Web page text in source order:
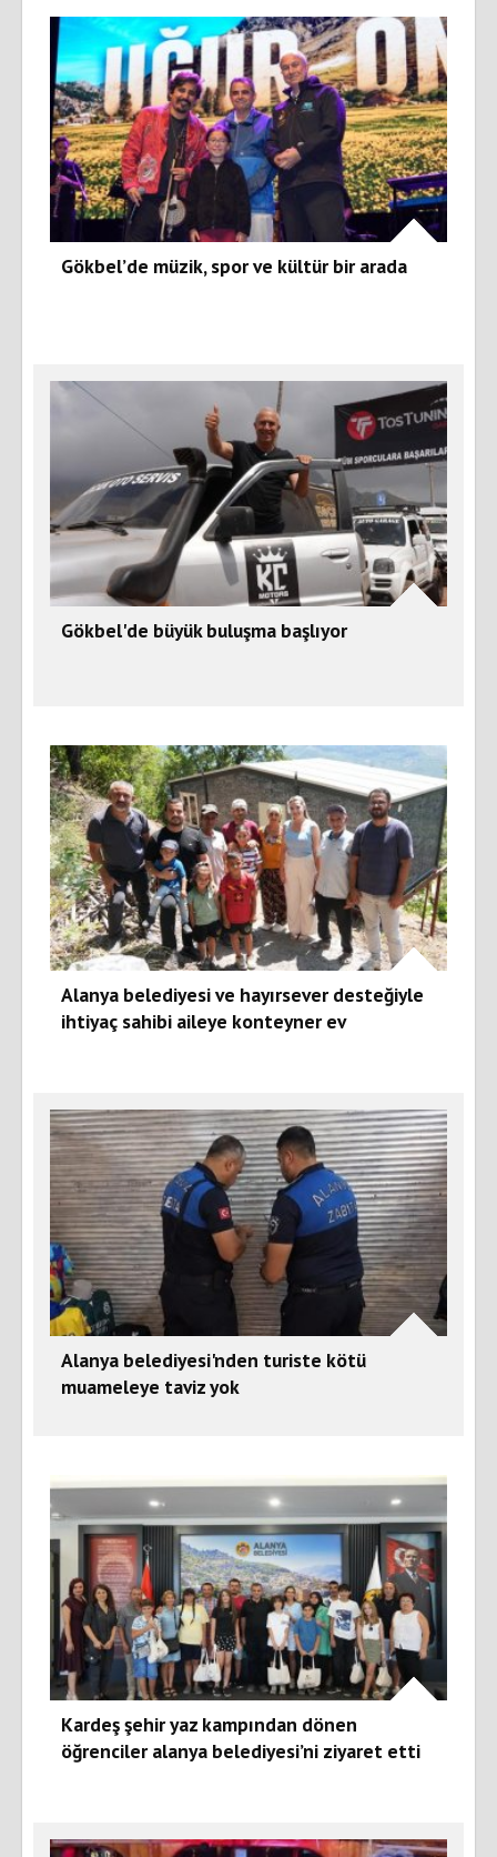
Gökbel’de müzik, spor ve kültür bir arada
Gökbel'de büyük buluşma başlıyor
Alanya belediyesi ve hayırsever desteğiyle
ihtiyaç sahibi aileye konteyner ev
Alanya belediyesi'nden turiste kötü
muameleye taviz yok
Kardeş şehir yaz kampından dönen
öğrenciler alanya belediyesi’ni ziyaret etti